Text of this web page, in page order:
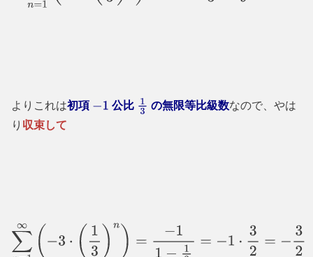
よりこれは初項 −1 公比 13 の無限等比級数なので、やは
り 収束して
∑n = 1 ∞(−3 ⋅ 1 3)n )= 1 −1 3=−1⋅32 =− 32